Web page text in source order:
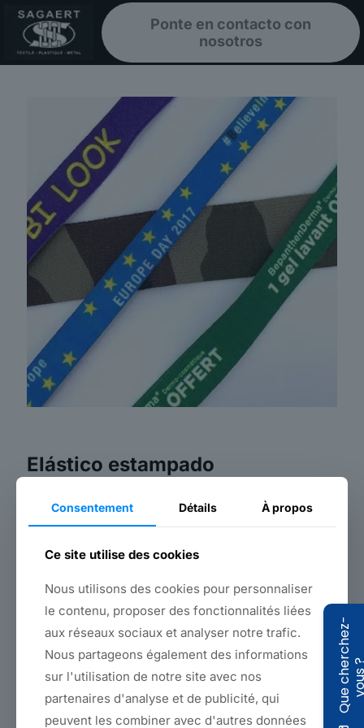
Ponte en contacto con
nosotros
Elástico estampado
marca Jacquard es lo último cuando se busca
un look
realmente de alta gama.
Pero es un proceso terriblemente lento, caro e ineficaz
cantidades relativamente pequeñas.
la impresión digital por sublimación-
transferencia cobra todo su sentido, ya quepermite
producir elásticos en colores muy vivos, con una precisión
de impresión muy alta.
y bajos costes de producción, lo que permite fabricar
pequeñas cantidades.
Consentement Détails À propos
Ce site utilise des cookies
Nous utilisons des cookies pour personnaliser
le contenu, proposer des fonctionnalités liées
aux réseaux sociaux et analyser notre trafic.
Nous partageons également des informations
sur l'utilisation de notre site avec nos
partenaires d'analyse et de publicité, qui
peuvent les combiner avec d'autres données
Q
u
e
c
h
e
r
c
h
e
z
-
v
o
u
s